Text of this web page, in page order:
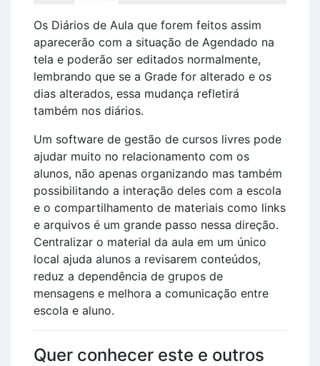
Os Diários de Aula que forem feitos assim
aparecerão com a situação de Agendado na
tela e poderão ser editados normalmente,
lembrando que se a Grade for alterado e os
dias alterados, essa mudança refletirá
também nos diários.
Um software de gestão de cursos livres pode
ajudar muito no relacionamento com os
alunos, não apenas organizando mas também
possibilitando a interação deles com a escola
e o compartilhamento de materiais como links
e arquivos é um grande passo nessa direção.
Centralizar o material da aula em um único
local ajuda alunos a revisarem conteúdos,
reduz a dependência de grupos de
mensagens e melhora a comunicação entre
escola e aluno.
Quer conhecer este e outros